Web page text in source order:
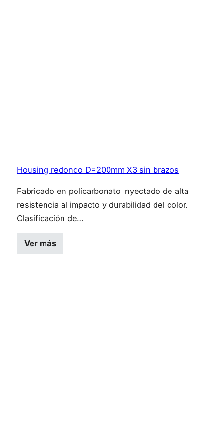
Housing redondo D=200mm X3 sin brazos
Fabricado en policarbonato inyectado de alta
resistencia al impacto y durabilidad del color.
Clasificación de…
Ver más